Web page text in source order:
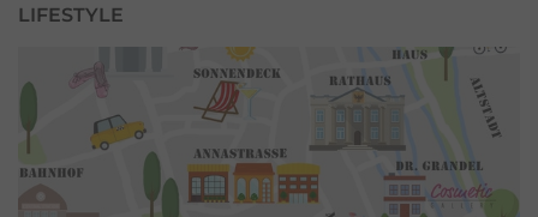
LIFESTYLE